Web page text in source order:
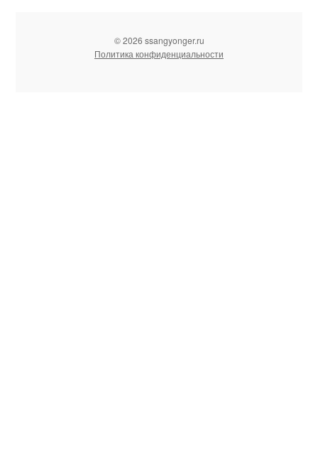
© 2026 ssangyonger.ru
Политика конфиденциальности